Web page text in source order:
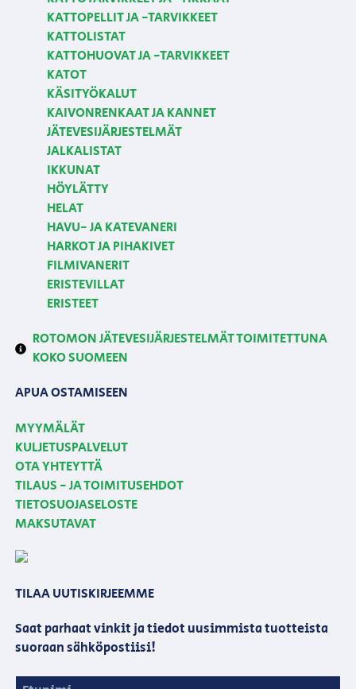
KATTOPELLIT JA -TARVIKKEET
KATTOLISTAT
KATTOHUOVAT JA -TARVIKKEET
KATOT
KÄSITYÖKALUT
KAIVONRENKAAT JA KANNET
JÄTEVESIJÄRJESTELMÄT
JALKALISTAT
IKKUNAT
HÖYLÄTTY
HELAT
HAVU- JA KATEVANERI
HARKOT JA PIHAKIVET
FILMIVANERIT
ERISTEVILLAT
ERISTEET
ROTOMON JÄTEVESIJÄRJESTELMÄT TOIMITETTUNA
KOKO SUOMEEN
APUA OSTAMISEEN
MYYMÄLÄT
KULJETUSPALVELUT
OTA YHTEYTTÄ
TILAUS - JA TOIMITUSEHDOT
TIETOSUOJASELOSTE
MAKSUTAVAT
TILAA UUTISKIRJEEMME
Saat parhaat vinkit ja tiedot uusimmista tuotteista
suoraan sähköpostiisi!